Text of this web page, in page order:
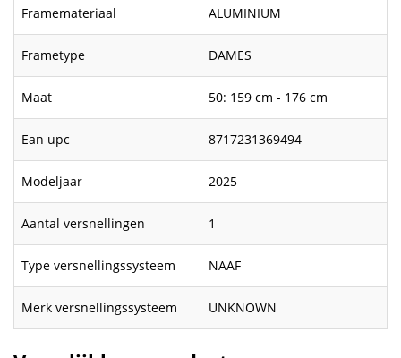
Framemateriaal ALUMINIUM
Frametype DAMES
Maat 50: 159 cm - 176 cm
Ean upc 8717231369494
Modeljaar 2025
Aantal versnellingen 1
Type versnellingssysteem NAAF
Merk versnellingssysteem UNKNOWN